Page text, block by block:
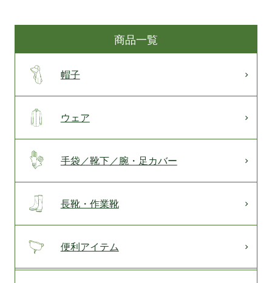
商品一覧
帽子
ウェア
手袋／靴下／腕・足カバー
長靴・作業靴
便利アイテム